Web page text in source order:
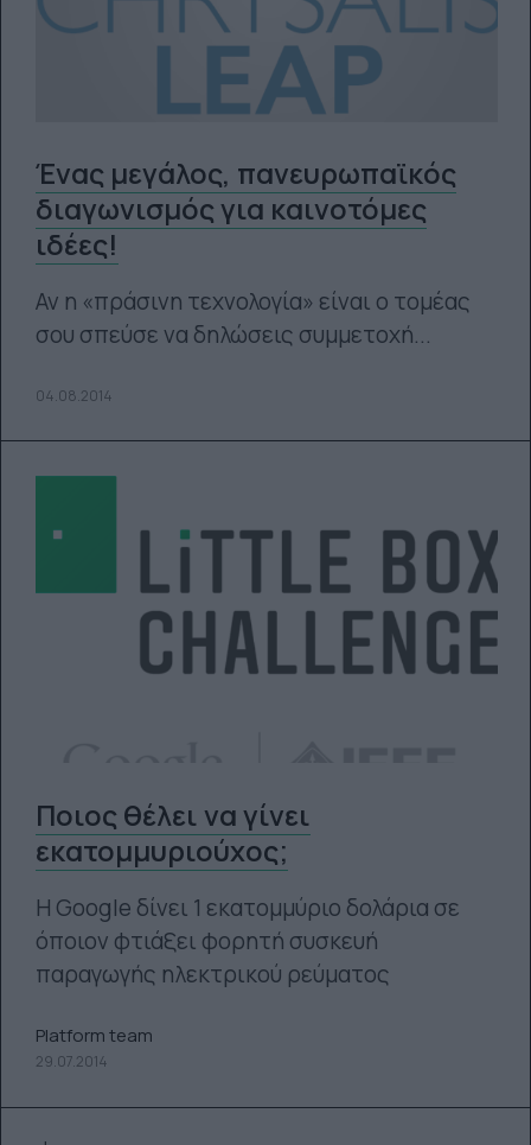
Ένας μεγάλος, πανευρωπαϊκός
διαγωνισμός για καινοτόμες
ιδέες!
Αν η «πράσινη τεχνολογία» είναι ο τομέας
σου σπεύσε να δηλώσεις συμμετοχή...
04.08.2014
Ποιος θέλει να γίνει
εκατομμυριούχος;
H Google δίνει 1 εκατομμύριο δολάρια σε
όποιον φτιάξει φορητή συσκευή
παραγωγής ηλεκτρικού ρεύματος
Platform team
29.07.2014